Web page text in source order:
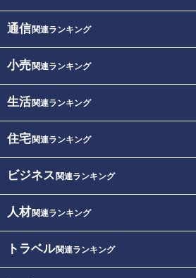
通信関連ランキング
小売関連ランキング
生活関連ランキング
住宅関連ランキング
ビジネス 関連ランキング
人材関連ランキング
トラベル関連ランキング